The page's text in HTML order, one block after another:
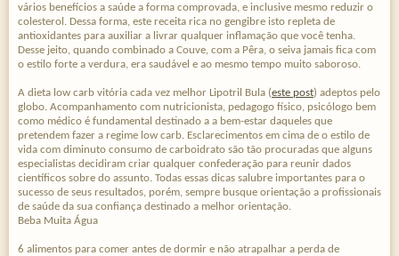
vários benefícios a saúde a forma comprovada, e inclusive mesmo reduzir o
colesterol. Dessa forma, este receita rica no gengibre isto repleta de
antioxidantes para auxiliar a livrar qualquer inflamação que você tenha.
Desse jeito, quando combinado a Couve, com a Pêra, o seiva jamais fica com
o estilo forte a verdura, era saudável e ao mesmo tempo muito saboroso.
A dieta low carb vitória cada vez melhor Lipotril Bula (este post) adeptos pelo
globo. Acompanhamento com nutricionista, pedagogo físico, psicólogo bem
como médico é fundamental destinado a a bem-estar daqueles que
pretendem fazer a regime low carb. Esclarecimentos em cima de o estilo de
vida com diminuto consumo de carboidrato são tão procuradas que alguns
especialistas decidiram criar qualquer confederação para reunir dados
científicos sobre do assunto. Todas essas dicas salubre importantes para o
sucesso de seus resultados, porém, sempre busque orientação a profissionais
de saúde da sua confiança destinado a melhor orientação.
Beba Muita Água
6 alimentos para comer antes de dormir e não atrapalhar a perda de